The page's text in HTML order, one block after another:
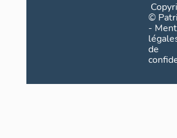
©
-
de